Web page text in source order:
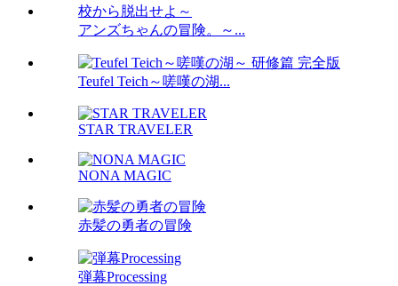
アンズちゃんの冒険。～...
Teufel Teich～嗟嘆の湖...
STAR TRAVELER
NONA MAGIC
赤髪の勇者の冒険
弾幕Processing